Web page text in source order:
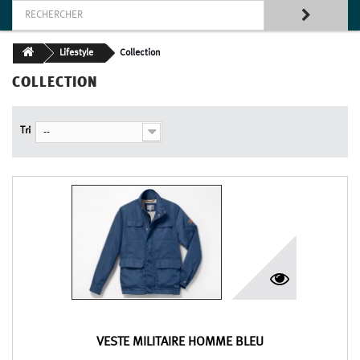
Lifestyle Collection
COLLECTION
Tri --
VESTE MILITAIRE HOMME BLEU